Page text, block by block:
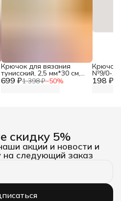
699 ₽1 398 ₽−50%
Крючок для вязания
тунисский, 2,5 мм*30 см,
Prym, 195214 198 ₽
Крючок
№9/0-
скидку 5%
акции и новости и
на следующий заказ